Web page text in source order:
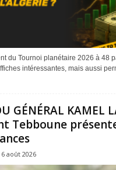
du Tournoi planétaire 2026 à 48
intéressantes, mais aussi
GÉNÉRAL KAMEL
Tebboune
6 août 2026